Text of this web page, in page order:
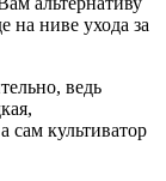
на ниве ухода за
ведь
сам культиватор